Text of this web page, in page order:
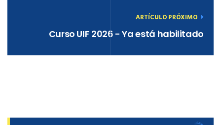
ARTÍCULO PRÓXIMO
Curso UIF 2026 - Ya está habilitado